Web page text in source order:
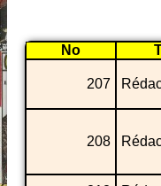
No
207
208